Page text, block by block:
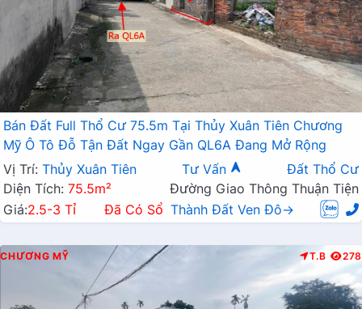
Bán Đất Full Thổ Cư 75.5m Tại Thủy Xuân Tiên Chương
Mỹ Ô Tô Đỗ Tận Đất Ngay Gần QL6A Đang Mở Rộng
Vị Trí: Thủy Xuân Tiên Tư Vấn
Đất Thổ Cư
Diện Tích: 75.5m²
Đường Giao Thông Thuận Tiện
Giá:2.5-3 Tỉ Đã Có Sổ Thành Đất Ven Đô→
CHƯƠNG MỸ T.B 278